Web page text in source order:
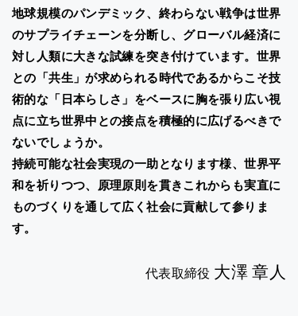
地球規模のパンデミック、終わらない戦争は世界
のサプライチェーンを分断し、グローバル経済に
対し人類に大きな試練を突き付けています。世界
との「共生」が求められる時代であるからこそ技
術的な「日本らしさ」をベースに胸を張り広い視
点に立ち世界中との接点を積極的に広げるべきで
ないでしょうか。
持続可能な社会実現の一助となります様、世界平
和を祈りつつ、原理原則を貫きこれからも実直に
ものづくりを通して広く社会に貢献して参りま
す。
代表取締役 大澤 章人